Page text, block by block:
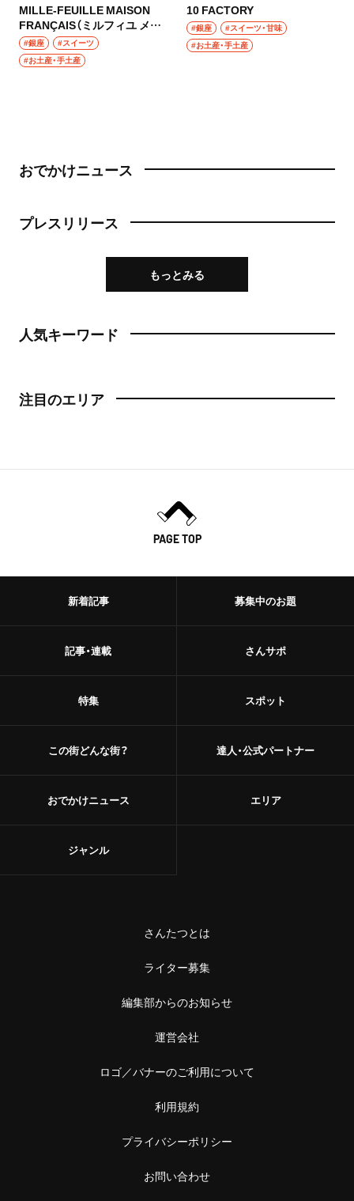
MILLE‐FEUILLE MAISON
FRANÇAIS（ミルフィユ メゾ
ン フランセ）
#銀座
#スイーツ
#お土産・手土産
10 FACTORY
#銀座
#スイーツ・甘味
#お土産・手土産
おでかけニュース
プレスリリース
もっとみる
人気キーワード
注目のエリア
PAGE TOP
新着記事
記事・連載
特集
この街どんな街？
おでかけニュース
募集中のお題
さんサポ
スポット
達人・公式パートナー
エリア
ジャンル
さんたつとは
ライター募集
編集部からのお知らせ
運営会社
ロゴ／バナーのご利用について
利用規約
プライバシーポリシー
お問い合わせ